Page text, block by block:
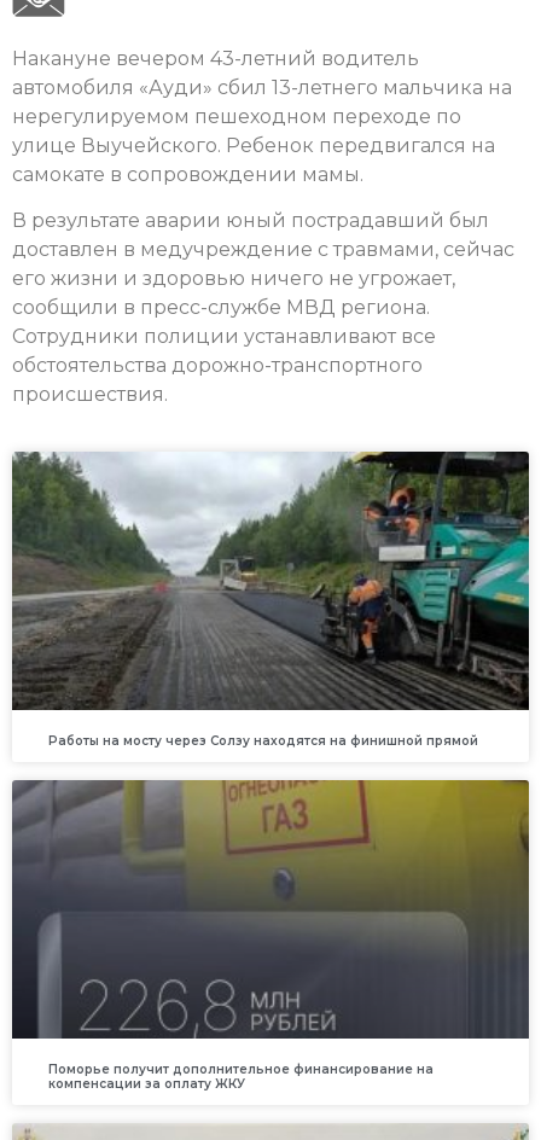
Накануне вечером 43-летний водитель
автомобиля «Ауди» сбил 13-летнего мальчика на
нерегулируемом пешеходном переходе по
улице Выучейского. Ребенок передвигался на
самокате в сопровождении мамы.
В результате аварии юный пострадавший был
доставлен в медучреждение с травмами, сейчас
его жизни и здоровью ничего не угрожает,
сообщили в пресс-службе МВД региона.
Сотрудники полиции устанавливают все
обстоятельства дорожно-транспортного
происшествия.
Работы на мосту через Солзу находятся на финишной прямой
Поморье получит дополнительное финансирование на
компенсации за оплату ЖКУ